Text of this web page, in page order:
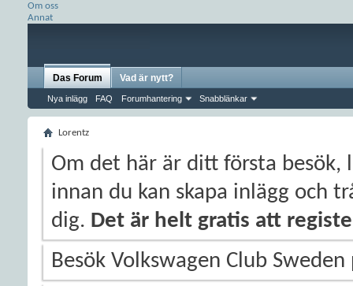
Om oss
Annat
Das Forum
Nya inlägg FAQ Forumhantering Snabblänkar
Vad är nytt?
Lorentz
Om det här är ditt första besök,
innan du kan skapa inlägg och
dig. Det är helt gratis att
Besök Volkswagen Club